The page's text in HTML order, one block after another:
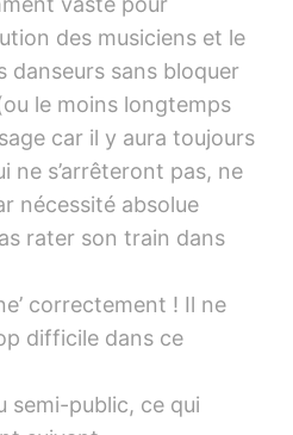
des musiciens et le
danseurs sans bloquer
le moins longtemps
car il y aura toujours
ne s’arrêteront pas, ne
nécessité absolue
rater son train dans
correctement ! Il ne
difficile dans ce
semi-public, ce qui